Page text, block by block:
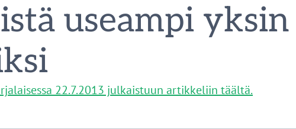
useampi yksin
22.7.2013 julkaistuun artikkeliin täältä.